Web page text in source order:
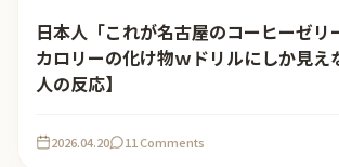
日本人「これが名古屋のコーヒーゼ
カロリーの化け物ｗドリルにしか見え
人の反応】
2026.04.20 11 Comments